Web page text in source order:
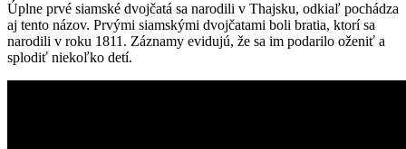
Úplne prvé siamské dvojčatá sa narodili v Thajsku, odkiaľ pochádza
aj tento názov. Prvými siamskými dvojčatami boli bratia, ktorí sa
narodili v roku 1811. Záznamy evidujú, že sa im podarilo oženiť a
splodiť niekoľko detí.